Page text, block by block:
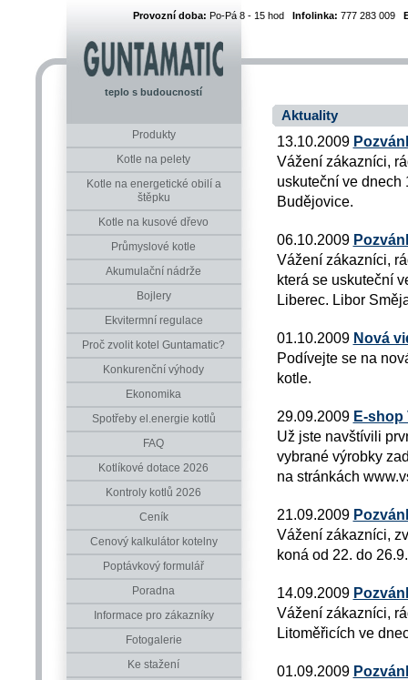
Provozní doba: Po-Pá 8 - 15 hod Infolinka: 777 283 009
teplo s budoucností
Produkty
Kotle na pelety
Kotle na energetické obilí a
štěpku
Kotle na kusové dřevo
Průmyslové kotle
Akumulační nádrže
Bojlery
Ekvitermní regulace
Proč zvolit kotel Guntamatic?
Konkurenční výhody
Ekonomika
Spotřeby el.energie kotlů
FAQ
Kotlíkové dotace 2026
Kontroly kotlů 2026
Ceník
Cenový kalkulátor kotelny
Poptávkový formulář
Poradna
Informace pro zákazníky
Fotogalerie
Ke stažení
Aktuality
13.10.2009
Vážení zákazníci,
uskuteční ve dnech
Budějovice.
06.10.2009
Vážení zákazníci,
která se uskuteční
Liberec. Libor
01.10.2009 Nová
Podívejte se na
kotle.
29.09.2009 E-shop
Už jste navštívili
vybrané výrobky
na stránkách
21.09.2009
Vážení zákazníci,
koná od 22. do
14.09.2009
Vážení zákazníci,
Litoměřicích ve
01.09.2009